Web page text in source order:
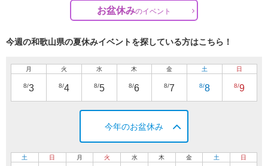
お盆休みのイベント
今週の和歌山県の夏休みイベントを探している方はこちら！
月
8/3
火
8/4
水
8/5
木
8/6
金
8/7
土
8/8
日
8/9
今年のお盆休み
土 日 月 火 水 木 金 土 日